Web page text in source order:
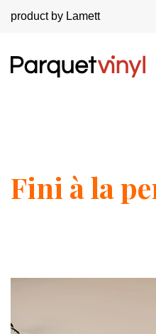
product by Lamett
Fini à la